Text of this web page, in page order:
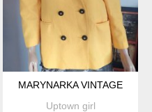
MARYNARKA VINTAGE
Uptown girl